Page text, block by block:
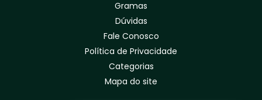
Gramas
Dúvidas
Fale Conosco
Política de Privacidade
Categorias
Mapa do site